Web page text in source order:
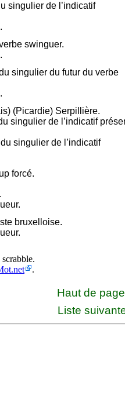
singulier de l’indicatif
swinguer.
singulier du futur du verbe
(Picardie) Serpillière.
singulier de l’indicatif
singulier de l’indicatif
forcé.
bruxelloise.
.
Haut de page
Liste